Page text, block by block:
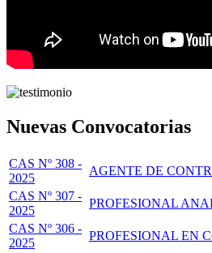
Nuevas Convocatorias
CAS Nº 308 -
2025
AGENTE DE
CAS Nº 307 -
2025
PROFESIONAL
CAS Nº 306 -
2025
PROFESIONAL EN